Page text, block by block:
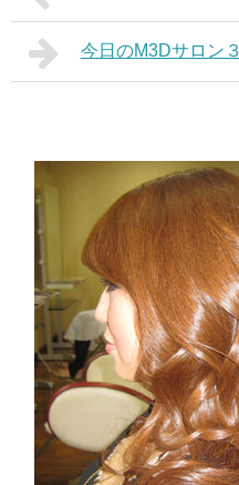
今日のM3Dサロン３